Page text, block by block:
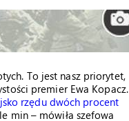
To jest nasz priorytet,
premier Ewa Kopacz.
rzędu dwóch procent
min – mówiła szefowa